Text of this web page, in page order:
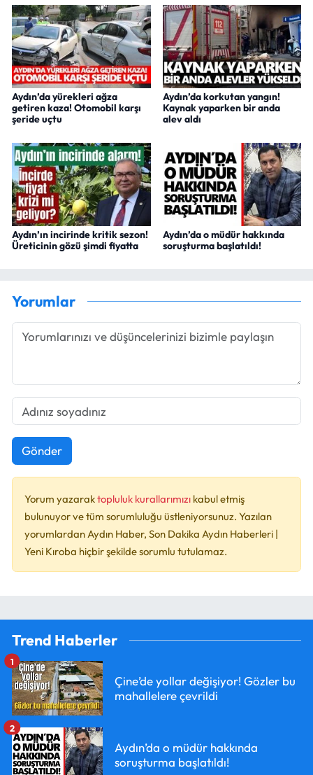
Aydın’da yürekleri ağza
getiren kaza! Otomobil karşı
şeride uçtu
Aydın’da korkutan yangın!
Kaynak yaparken bir anda
alev aldı
Aydın’ın incirinde kritik sezon!
Üreticinin gözü şimdi fiyatta
Aydın’da o müdür hakkında
soruşturma başlatıldı!
Yorumlar
Gönder
Yorum yazaraktopluluk kurallarımızı kabul etmiş
bulunuyor ve tüm sorumluluğu üstleniyorsunuz. Yazılan
yorumlardan Aydın Haber, Son Dakika Aydın Haberleri |
Yeni Kıroba hiçbir şekilde sorumlu tutulamaz.
Trend Haberler
Çine’de yollar değişiyor! Gözler bu
mahallelere çevrildi
1
Aydın’da o müdür hakkında
soruşturma başlatıldı!
2